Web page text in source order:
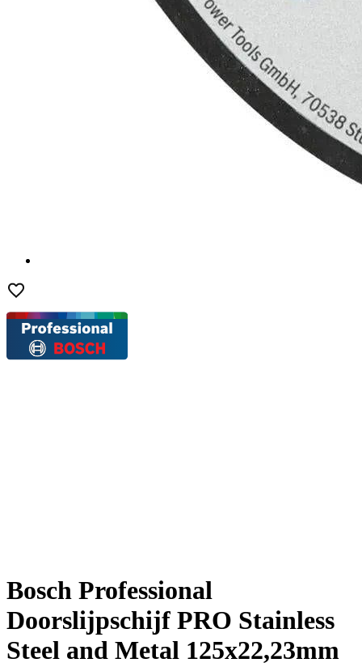
Bosch Professional
Doorslijpschijf PRO Stainless
Steel and Metal 125x22,23mm